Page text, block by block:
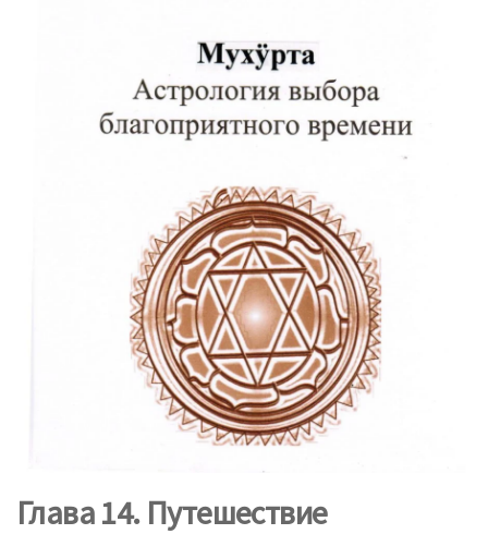
Глава 14. Путешествие